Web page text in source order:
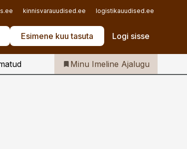
kinnisvarauudised.ee logistikauudised.ee
Esimene kuu tasuta Logi sisse
Iseteenindus
Telli Imeline Ajalugu
Minu Imeline Ajalugu